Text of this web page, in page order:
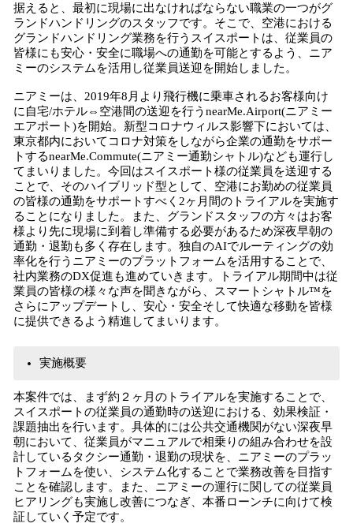
据えると、最初に現場に出なければならない職業の一つがグ
ランドハンドリングのスタッフです。そこで、空港における
グランドハンドリング業務を行うスイスポートは、従業員の
皆様にも安心・安全に職場への通勤を可能とするよう、ニア
ミーのシステムを活用し従業員送迎を開始しました。
ニアミーは、2019年8月より飛行機に乗車されるお客様向け
に自宅/ホテル⇔空港間の送迎を行うnearMe.Airport(ニアミー
エアポート)を開始。新型コロナウィルス影響下においては、
東京都内においてコロナ対策をしながら企業の通勤をサポー
トするnearMe.Commute(ニアミー通勤シャトル)なども運行し
てまいりました。今回はスイスポート様の従業員を送迎する
ことで、そのハイブリッド型として、空港にお勤めの従業員
の皆様の通勤をサポートすべく2ヶ月間のトライアルを実施す
ることになりました。また、グランドスタッフの方々はお客
様より先に現場に到着し準備する必要があるため深夜早朝の
通勤・退勤も多く存在します。独自のAIでルーティングの効
率化を行うニアミーのプラットフォームを活用することで、
社内業務のDX促進も進めていきます。トライアル期間中は従
業員の皆様の様々な声を聞きながら、スマートシャトル™を
さらにアップデートし、安心・安全そして快適な移動を皆様
に提供できるよう精進してまいります。
実施概要
本案件では、まず約２ヶ月のトライアルを実施することで、
スイスポートの従業員の通勤時の送迎における、効果検証・
課題抽出を行います。具体的には公共交通機関がない深夜早
朝において、従業員がマニュアルで相乗りの組み合わせを設
計しているタクシー通勤・退勤の現状を、ニアミーのプラッ
トフォームを使い、システム化することで業務改善を目指す
ことを確認します。また、ニアミーの運行に関しての従業員
ヒアリングも実施し改善につなぎ、本番ローンチに向けて検
証していく予定です。